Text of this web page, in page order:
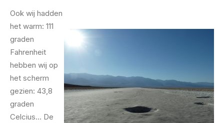
Ook wij hadden
het warm: 111
graden
Fahrenheit
hebben wij op
het scherm
gezien: 43,8
graden
Celcius… De